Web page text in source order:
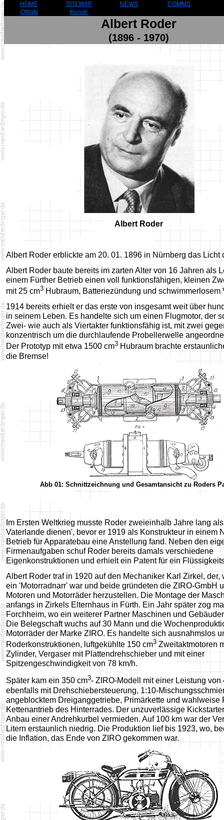
HOME SITEMAP NEWS
COMMS
OMaN
Konstr.
Albert Roder
(1896 - 1970)
Albert Roder
Albert Roder erblickte am 20. 01. 1896 in Nürnberg das Licht
Albert Roder baute bereits im zarten Alter von 16 Jahren als
einem Fürther Betrieb einen voll funktionsfähigen, kleinen
mit 25 cm3 Hubraum, Batteriezündung und schwimmerlosem
1914 bereits erhielt er das erste von insgesamt weit über
in seinem Leben. Es handelte sich um einen Flugmotor, der
Zwei- wie auch als Viertakter funktionsfähig ist, mit zwei
konzentrisch um die durchlaufende Probellerwelle
Der Prototyp mit etwa 1500 cm3 Hubraum brachte
die Bremse!
Abb 01: Schnittzeichnung und Gesamtansicht zu Roders
Im Ersten Weltkrieg musste Roder zweieinhalb Jahre lang
Vaterlande dienen', bevor er 1919 als Konstrukteur in einem
Betrieb für Apparatebau eine Anstellung fand. Neben den
Firmenaufgaben schuf Roder bereits damals verschiedene
Eigenkonstruktionen und erhielt ein Patent für ein
Albert Roder traf in 1920 auf den Mechaniker Karl Zirkel, der,
ein 'Motorradnarr' war und beide gründeten die ZIRO-GmbH
Motoren und Motorräder herzustellen. Die Montage der
anfangs in Zirkels Elternhaus in Fürth. Ein Jahr später zog
Forchheim, wo ein weiterer Partner Maschinen und
Die Belegschaft wuchs auf 30 Mann und die
Motorräder der Marke ZIRO. Es handelte sich ausnahmslos
Roderkonstruktionen, luftgekühlte 150 cm3Zweitaktmotoren
Zylinder, Vergaser mit Plattendrehschieber und mit einer
Spitzengeschwindigkeit von 78 km/h.
Später kam ein 350 cm3- ZIRO-Modell mit einer Leistung von
ebenfalls mit Drehschiebersteuerung, 1:10-
angeblocktem Dreiganggetriebe, Primärkette und wahlweise
Kettenantrieb des Hinterrades. Der unzuverlässige
Anbau einer Andrehkurbel vermieden. Auf 100 km war der
Litern erstaunlich niedrig. Die Produktion lief bis 1923, wo,
die Inflation, das Ende von ZIRO gekommen war.